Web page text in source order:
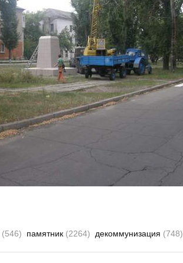
(546) памятник (2264) декоммунизация (748)